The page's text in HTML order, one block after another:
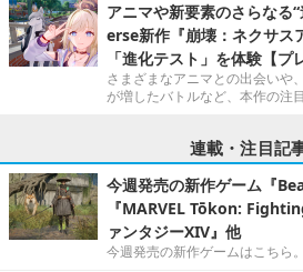
アニマや新要素のさらなる
erse新作『崩壊：ネクサス
「進化テスト」を体験【プ
さまざまなアニマとの出会いや
が増したバトルなど、本作の注
連載・注目記
今週発売の新作ゲーム『
『MARVEL Tōkon:
ァンタジーXIV』他
今週発売の新作ゲームはこちら。